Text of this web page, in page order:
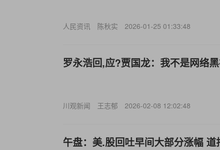
人民资讯 陈秋实 2026-01-25 01:33:48
罗永浩回,应?贾国龙：我不是网络
川观新闻 王志郁 2026-02-08 12:02:48
午盘：美.股回吐早间大部分涨幅 道